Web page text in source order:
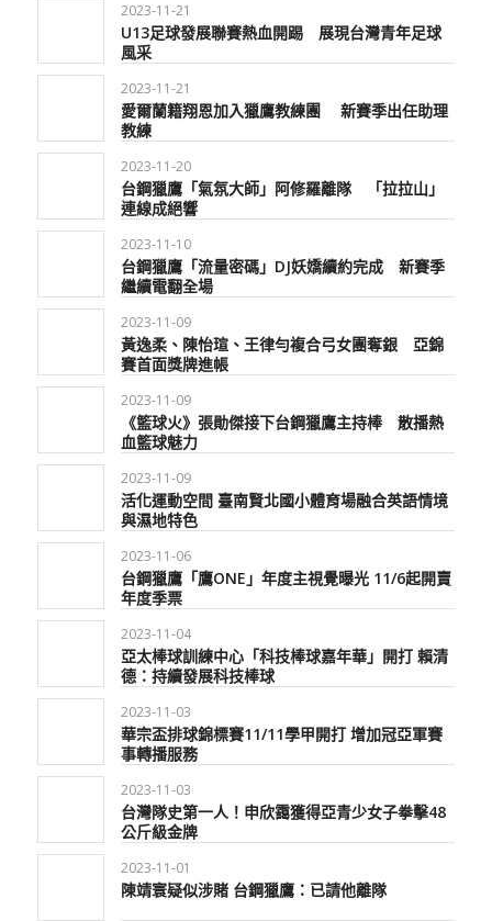
2023-11-21
U13足球發展聯賽熱血開踢 展現台灣青年足球
風采
2023-11-21
愛爾蘭籍翔恩加入獵鷹教練團 新賽季出任助理
教練
2023-11-20
台鋼獵鷹「氣氛大師」阿修羅離隊 「拉拉山」
連線成絕響
2023-11-10
台鋼獵鷹「流量密碼」DJ妖嬌續約完成 新賽季
繼續電翻全場
2023-11-09
黃逸柔、陳怡瑄、王律勻複合弓女團奪銀 亞錦
賽首面獎牌進帳
2023-11-09
《籃球火》張勛傑接下台鋼獵鷹主持棒 散播熱
血籃球魅力
2023-11-09
活化運動空間 臺南賢北國小體育場融合英語情境
與濕地特色
2023-11-06
台鋼獵鷹「鷹ONE」年度主視覺曝光 11/6起開賣
年度季票
2023-11-04
亞太棒球訓練中心「科技棒球嘉年華」開打 賴清
德：持續發展科技棒球
2023-11-03
華宗盃排球錦標賽11/11學甲開打 增加冠亞軍賽
事轉播服務
2023-11-03
台灣隊史第一人！申欣靄獲得亞青少女子拳擊48
公斤級金牌
2023-11-01
陳靖寰疑似涉賭 台鋼獵鷹：已請他離隊